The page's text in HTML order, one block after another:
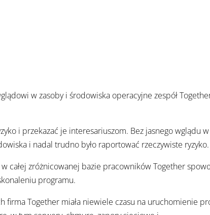
w zasoby i środowiska operacyjne zespół
i przekazać je interesariuszom. Bez jasnego wglądu
i nadal trudno było raportować rzeczywiste ryzyko.
całej zróżnicowanej bazie pracowników Together
programu.
firma Together miała niewiele czasu na uruchomienie